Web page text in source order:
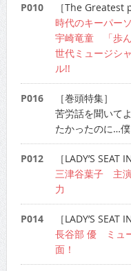
P010
［The Greatest
時代のキーパー
宇崎竜童 「歩
世代ミュージシ
ル!!
P016
［巻頭特集］
苦労話を聞いて
たかったのに…
P012
［LADY’S
三津谷葉子 主
力
P014
［LADY’S
長谷部 優 ミュ
面！